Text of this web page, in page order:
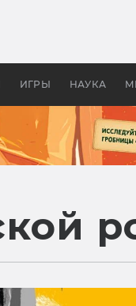
ИГРЫ НАУКА